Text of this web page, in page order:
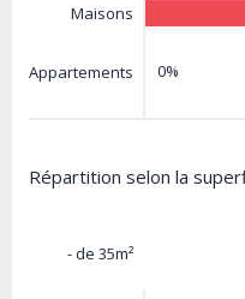
Maisons
Appartements 0%
Répartition selon la
- de 35m²